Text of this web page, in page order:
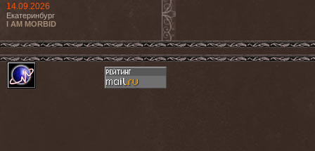
14.09.2026
Екатеринбург
I AM MORBID